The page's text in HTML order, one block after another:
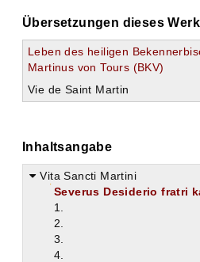
Übersetzungen dieses
Leben des heiligen
Martinus von Tours (BKV)
Vie de Saint Martin
Inhaltsangabe
Vita Sancti Martini
Severus Desiderio fratri
1.
2.
3.
4.